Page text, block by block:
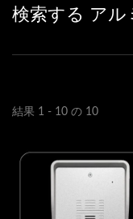
検索する ア
結果 1 - 10 の 10